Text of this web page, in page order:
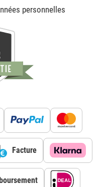
personnelles
Facture